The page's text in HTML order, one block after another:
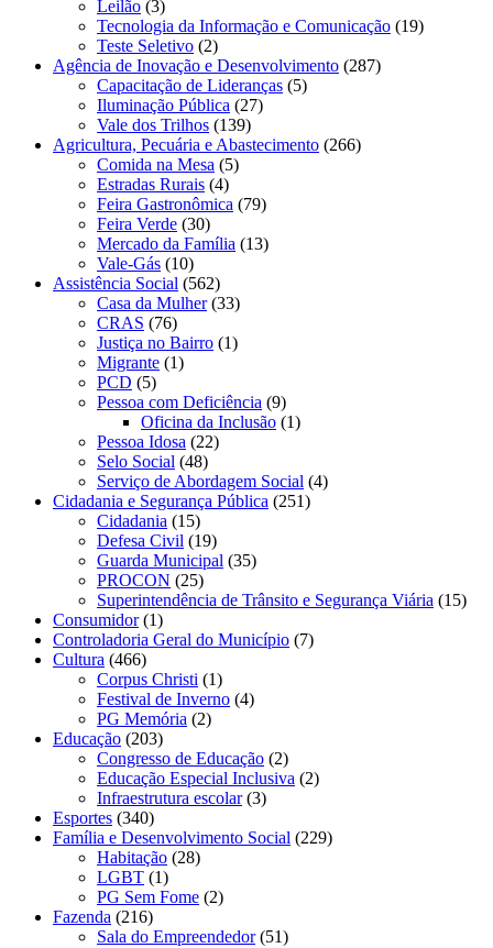
Leilão (3)
Tecnologia da Informação e Comunicação (19)
Teste Seletivo (2)
Agência de Inovação e Desenvolvimento (287)
Capacitação de Lideranças (5)
Iluminação Pública (27)
Vale dos Trilhos (139)
Agricultura, Pecuária e Abastecimento (266)
Comida na Mesa (5)
Estradas Rurais (4)
Feira Gastronômica (79)
Feira Verde (30)
Mercado da Família (13)
Vale-Gás (10)
Assistência Social (562)
Casa da Mulher(33)
CRAS (76)
Justiça no Bairro (1)
Migrante (1)
PCD (5)
Pessoa com Deficiência (9)
Oficina da Inclusão (1)
Pessoa Idosa (22)
Selo Social (48)
Serviço de Abordagem Social (4)
Cidadania e Segurança Pública (251)
Cidadania (15)
Defesa Civil (19)
Guarda Municipal (35)
PROCON (25)
Superintendência de Trânsito e Segurança Viária (15)
Consumidor(1)
Controladoria Geral do Município (7)
Cultura (466)
Corpus Christi (1)
Festival de Inverno (4)
PG Memória (2)
Educação (203)
Congresso de Educação (2)
Educação Especial Inclusiva (2)
Infraestrutura escolar(3)
Esportes (340)
Família e Desenvolvimento Social (229)
Habitação (28)
LGBT (1)
PG Sem Fome (2)
Fazenda (216)
Sala do Empreendedor(51)